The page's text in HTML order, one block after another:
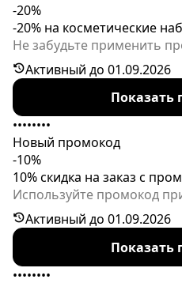
-20%
-20% на косметические
Не забудьте применить
сработал дисконт на
набор. Акция может
Активный до 01.09.2026
Показать
••••••••
Новый промокод
-10%
10% скидка на заказ с
Используйте промокод
чтобы получить скидку на
Действие предложения
Активный до 01.09.2026
Показать
••••••••